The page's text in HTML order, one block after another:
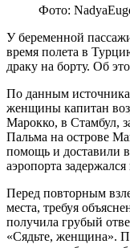
Фото:
У беременной
время полета в
драку на борту. Об
По данным
женщины капитан
Марокко, в Стамбул,
Пальма на острове
помощь и доставили
аэропорта задержался
Перед повторным
места, требуя
получила грубый
«Сядьте, женщина».